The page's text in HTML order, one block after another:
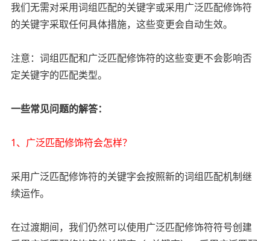
我们无需对采用词组匹配的关键字或采用广泛匹配修饰符
的关键字采取任何具体措施，这些变更会自动生效。
注意：词组匹配和广泛匹配修饰符的这些变更不会影响否
定关键字的匹配类型。
一些常见问题的解答：
1、广泛匹配修饰符会怎样？
采用广泛匹配修饰符的关键字会按照新的词组匹配机制继
续运作。
在过渡期间，我们仍然可以使用广泛匹配修饰符符号创建